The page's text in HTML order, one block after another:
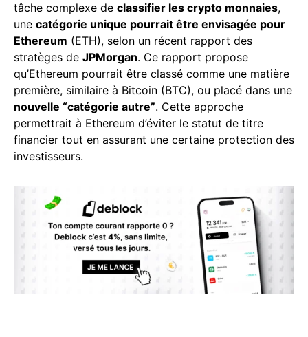
tâche complexe de classifier les crypto monnaies,
une catégorie unique pourrait être envisagée pour
Ethereum (ETH), selon un récent rapport des
stratèges de JPMorgan. Ce rapport propose
qu’Ethereum pourrait être classé comme une matière
première, similaire à Bitcoin (BTC), ou placé dans une
nouvelle “catégorie autre”. Cette approche
permettrait à Ethereum d’éviter le statut de titre
financier tout en assurant une certaine protection des
investisseurs.